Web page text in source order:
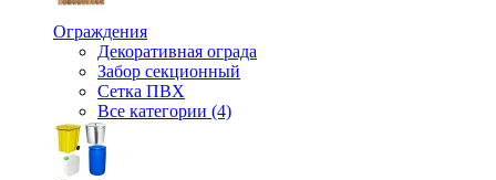
Ограждения
Декоративная ограда
Забор секционный
Сетка ПВХ
Все категории (4)